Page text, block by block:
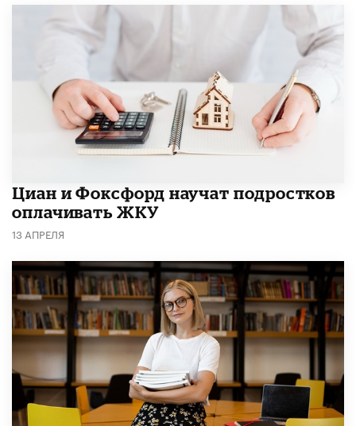
Циан и Фоксфорд научат подростков
оплачивать ЖКУ
13 АПРЕЛЯ